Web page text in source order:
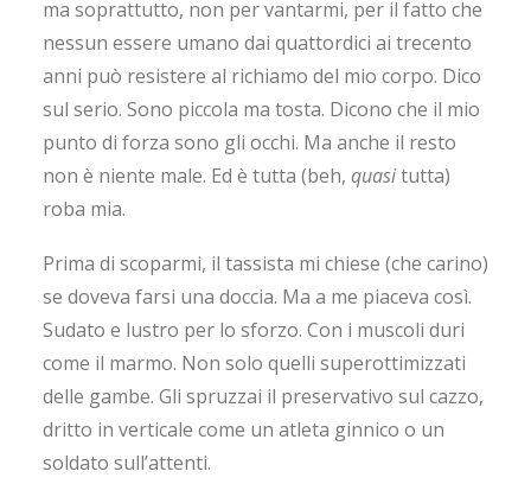
ma soprattutto, non per vantarmi, per il fatto che
nessun essere umano dai quattordici ai trecento
anni può resistere al richiamo del mio corpo. Dico
sul serio. Sono piccola ma tosta. Dicono che il mio
punto di forza sono gli occhi. Ma anche il resto
non è niente male. Ed è tutta (beh, quasitutta)
roba mia.
Prima di scoparmi, il tassista mi chiese (che carino)
se doveva farsi una doccia. Ma a me piaceva così.
Sudato e lustro per lo sforzo. Con i muscoli duri
come il marmo. Non solo quelli superottimizzati
delle gambe. Gli spruzzai il preservativo sul cazzo,
dritto in verticale come un atleta ginnico o un
soldato sull’attenti.